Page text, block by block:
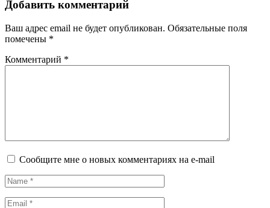
Добавить комментарий
Ваш адрес email не будет опубликован. Обязательные поля
помечены *
Комментарий *
Сообщите мне о новых комментариях на e-mail